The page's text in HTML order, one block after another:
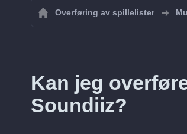
Overføring av spillelister
Kan jeg
Soundiiz?